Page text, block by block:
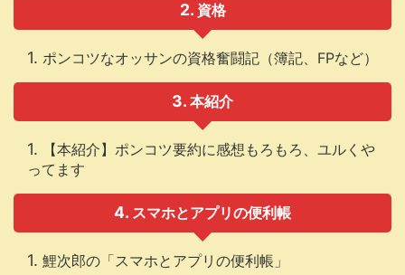
資格
ポンコツなオッサンの資格奮闘記（簿記、FPなど）
本紹介
【本紹介】ポンコツ要約に感想もろもろ、ユルくや
ってます
スマホとアプリの便利帳
鯉次郎の「スマホとアプリの便利帳」